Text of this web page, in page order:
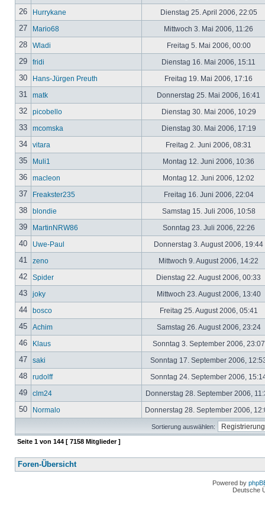
26 Hurrykane Dienstag 25. April 2006, 22:05
27 Mario68 Mittwoch 3. Mai 2006, 11:26
28 Wladi Freitag 5. Mai 2006, 00:00
29 fridi Dienstag 16. Mai 2006, 15:11
30 Hans-Jürgen Preuth Freitag 19. Mai 2006, 17:16
31 matk Donnerstag 25. Mai 2006, 16:41
32 picobello Dienstag 30. Mai 2006, 10:29
33 mcomska Dienstag 30. Mai 2006, 17:19
34 vitara Freitag 2. Juni 2006, 08:31
35 Muli1 Montag 12. Juni 2006, 10:36
36 macleon Montag 12. Juni 2006, 12:02
37 Freakster235 Freitag 16. Juni 2006, 22:04
38 blondie Samstag 15. Juli 2006, 10:58
39 MartinNRW86 Sonntag 23. Juli 2006, 22:26
40 Uwe-Paul Donnerstag 3. August 2006, 19:44
41 zeno Mittwoch 9. August 2006, 14:22
42 Spider Dienstag 22. August 2006, 00:33
43 joky Mittwoch 23. August 2006, 13:40
44 bosco Freitag 25. August 2006, 05:41
45 Achim Samstag 26. August 2006, 23:24
46 Klaus Sonntag 3. September 2006,
47 saki Sonntag 17. September 2006,
48 rudolff Sonntag 24. September 2006,
49 clm24 Donnerstag 28. September 2006,
50 Normalo Donnerstag 28. September 2006,
Sortierung auswählen:
Seite 1 von 144 [ 7158 Mitglieder ]
Foren-Übersicht
Powered by
Deutsche